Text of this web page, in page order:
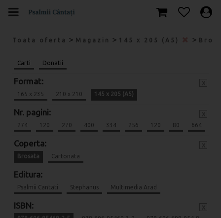
Toata oferta > Magazin > 145 x 205 (A5) >
Carti Donatii
Format:
165 x 235 210 x 210 145 x 205 (A5)
Nr. pagini:
274 120 270 400 334 256 120 80 664
Coperta:
Brosata Cartonata
Editura:
Psalmii Cantati Stephanus Multimedia Arad
ISBN: